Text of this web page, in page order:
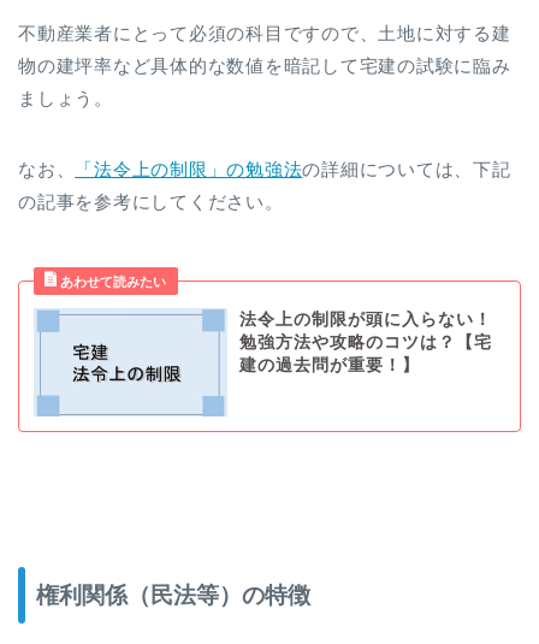
不動産業者にとって必須の科目ですので、土地に対する建
物の建坪率など具体的な数値を暗記して宅建の試験に臨み
ましょう。
なお、 「法令上の制限」の勉強法の詳細については、下記
の記事を参考にしてください。
法令上の制限が頭に入らない！
勉強方法や攻略のコツは？【宅
建の過去問が重要！】
権利関係（民法等）の特徴